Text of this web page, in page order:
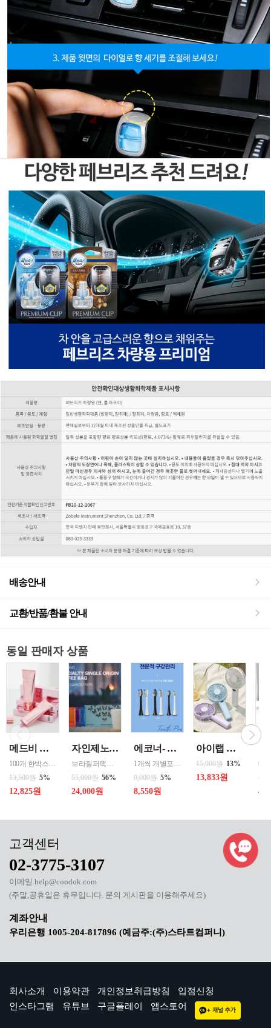
배송안내
교환/반품/환불 안내
동일 판매자 상품
메드비 원더핏 비비 13호 50ml
100개 한박스 도매 상담환영 - 문의 쿠독 -
13,500원 5%
12,825원
자인제노 3종 21입 싱글 로스팅 커피백 13ml 고용량 1케이스 단위 판매
브라질퍼팩트내추럴커피 7개 에티오피아 게데브 워시드커피 7개 콜롬비아 슈가케인 7개
55,000원 56%
24,000원
에코너- MS2 티스프로 음파 전동칫솔모 1입 단품 *3개 / 색상선택 화이트 블랙 선택
1개씩 개별포장되어있고 3개 단위로 판매중입니다
9,000원 5%
8,550원
아이랩 클래식 LED 팬 2026년신형 3단계바람조절 LED 무선 테이블가능
15,900원 13%
13,833원
02-3775-3107
이메일 help@coodok.com
(주말,공휴일은 휴무입니다. 문의 게시판을 이용해주세요)
우리은행 1005-204-817896 (예금주:(주)스타트컴퍼니)
회사소개 이용약관 개인정보취급방침
입점신청
인스타그램
유튜브 구글플레이 앱스토어